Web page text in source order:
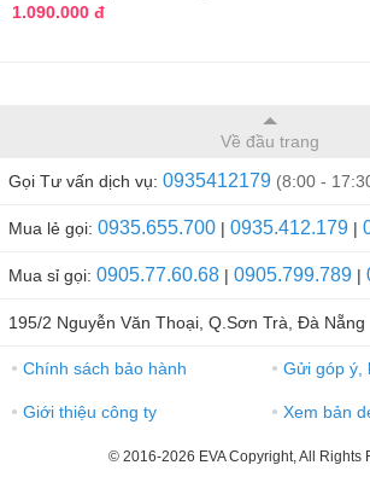
60 viên Mỹ
1.090.000 đ
Về đầu trang
Gọi Tư vấn dịch vụ: 0935412179 (8:00 -
Mua lẻ gọi: 0935.655.700 | 0935.412.179 |
Mua sỉ gọi: 0905.77.60.68 | 0905.799.789 |
195/2 Nguyễn Văn Thoại, Q.Sơn Trà, Đà Nẵng
● Chính sách bảo hành ● Gửi góp ý,
● Giới thiệu công ty ● Xem bản
© 2016-2026 EVA Copyright, All Rights